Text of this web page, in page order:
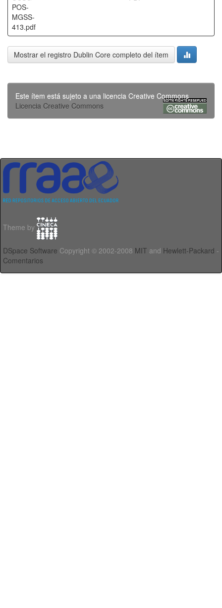
POS-
MGSS-
413.pdf
Mostrar el registro Dublin Core completo del ítem
Este ítem está sujeto a una licencia Creative Commons
Licencia Creative Commons
Theme by
DSpace Software Copyright © 2002-2008 MIT and Hewlett-Packard -
Comentarios